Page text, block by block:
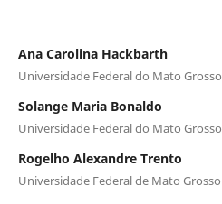
Ana Carolina Hackbarth
Universidade Federal do Mato Grosso
Solange Maria Bonaldo
Universidade Federal do Mato Grosso
Rogelho Alexandre Trento
Universidade Federal de Mato Grosso